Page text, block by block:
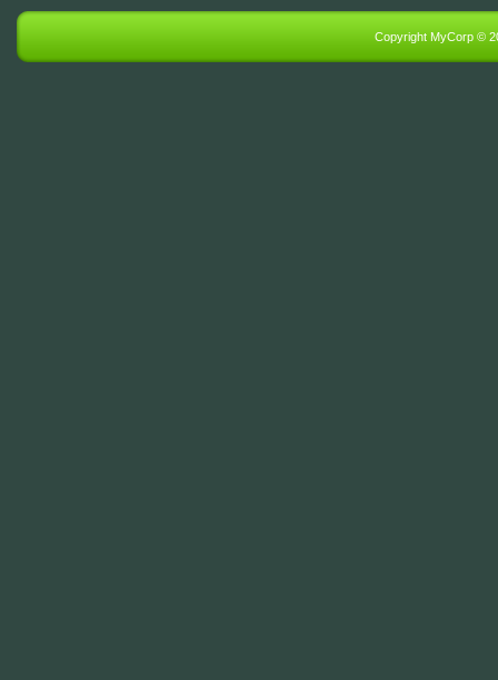
Copyright MyCorp ©